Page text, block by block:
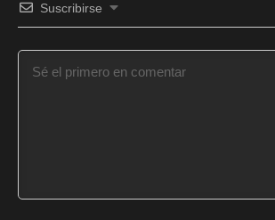
Suscribirse